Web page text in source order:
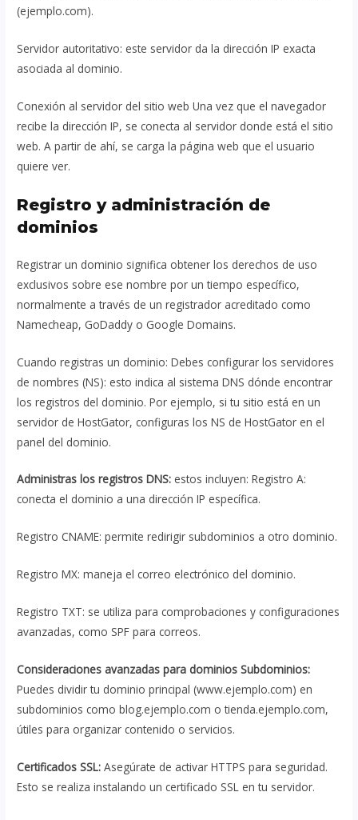
(ejemplo.com).
Servidor autoritativo: este servidor da la dirección IP exacta
asociada al dominio.
Conexión al servidor del sitio web Una vez que el navegador
recibe la dirección IP, se conecta al servidor donde está el sitio
web. A partir de ahí, se carga la página web que el usuario
quiere ver.
Registro y administración de
dominios
Registrar un dominio significa obtener los derechos de uso
exclusivos sobre ese nombre por un tiempo específico,
normalmente a través de un registrador acreditado como
Namecheap, GoDaddy o Google Domains.
Cuando registras un dominio: Debes configurar los servidores
de nombres (NS): esto indica al sistema DNS dónde encontrar
los registros del dominio. Por ejemplo, si tu sitio está en un
servidor de HostGator, configuras los NS de HostGator en el
panel del dominio.
Administras los registros DNS: estos incluyen: Registro A:
conecta el dominio a una dirección IP específica.
Registro CNAME: permite redirigir subdominios a otro dominio.
Registro MX: maneja el correo electrónico del dominio.
Registro TXT: se utiliza para comprobaciones y configuraciones
avanzadas, como SPF para correos.
Consideraciones avanzadas para dominios Subdominios:
Puedes dividir tu dominio principal (www.ejemplo.com) en
subdominios como blog.ejemplo.com o tienda.ejemplo.com,
útiles para organizar contenido o servicios.
Certificados SSL: Asegúrate de activar HTTPS para seguridad.
Esto se realiza instalando un certificado SSL en tu servidor.